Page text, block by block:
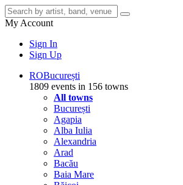
My Account
Sign In
Sign Up
ROBucurești
1809 events in 156 towns
All towns
București
Agapia
Alba Iulia
Alexandria
Arad
Bacău
Baia Mare